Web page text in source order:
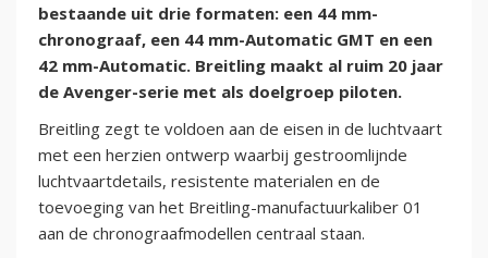
bestaande uit drie formaten: een 44 mm-
chronograaf, een 44 mm-Automatic GMT en een
42 mm-Automatic. Breitling maakt al ruim 20 jaar
de Avenger-serie met als doelgroep piloten.
Breitling zegt te voldoen aan de eisen in de luchtvaart
met een herzien ontwerp waarbij gestroomlijnde
luchtvaartdetails, resistente materialen en de
toevoeging van het Breitling-manufactuurkaliber 01
aan de chronograafmodellen centraal staan.